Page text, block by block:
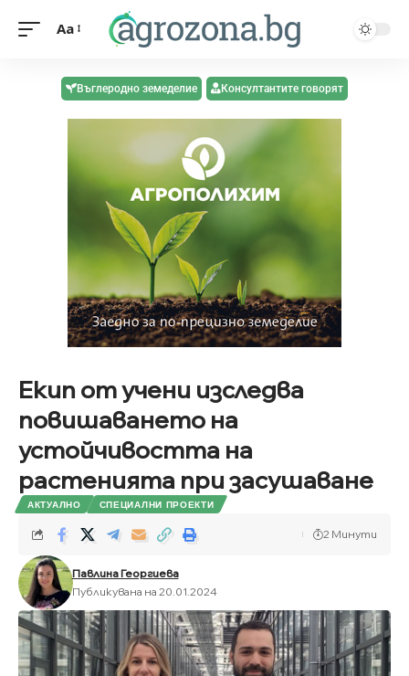
Aa
Въглеродно земеделие Консултантите говорят
Екип от учени изследва
повишаването на
устойчивостта на
растенията при засушаване
АКТУАЛНО СПЕЦИАЛНИ ПРОЕКТИ
Павлина Георгиева
Публикувана на 20.01.2024
2 Минути